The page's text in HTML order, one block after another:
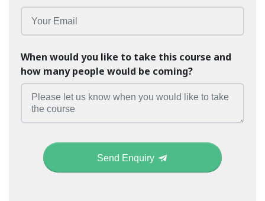
When would you like to take this course and
how many people would be coming?
Send Enquiry